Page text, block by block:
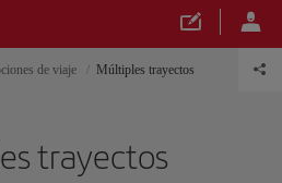
de viaje Múltiples trayectos
trayectos